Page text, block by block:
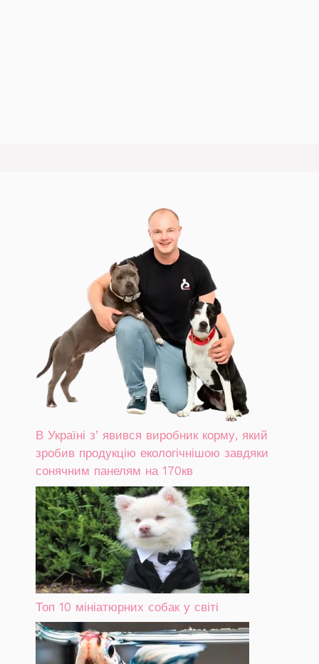
В Україні зʼявився виробник корму, який
зробив продукцію екологічнішою завдяки
сонячним панелям на 170кв
Топ 10 мініатюрних собак у світі